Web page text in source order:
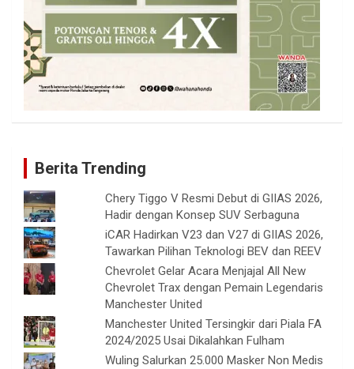
Berita Trending
Chery Tiggo V Resmi Debut di GIIAS 2026,
Hadir dengan Konsep SUV Serbaguna
iCAR Hadirkan V23 dan V27 di GIIAS 2026,
Tawarkan Pilihan Teknologi BEV dan REEV
Chevrolet Gelar Acara Menjajal All New
Chevrolet Trax dengan Pemain Legendaris
Manchester United
Manchester United Tersingkir dari Piala FA
2024/2025 Usai Dikalahkan Fulham
Wuling Salurkan 25.000 Masker Non Medis